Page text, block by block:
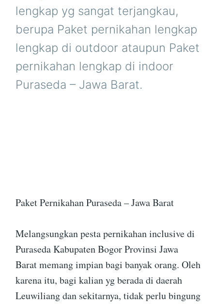
lengkap yg sangat terjangkau,
berupa Paket pernikahan lengkap
lengkap di outdoor ataupun Paket
pernikahan lengkap di indoor
Puraseda – Jawa Barat.
Paket Pernikahan Puraseda – Jawa Barat
Melangsungkan pesta pernikahan inclusive di
Puraseda Kabupaten Bogor Provinsi Jawa
Barat memang impian bagi banyak orang. Oleh
karena itu, bagi kalian yg berada di daerah
Leuwiliang dan sekitarnya, tidak perlu bingung